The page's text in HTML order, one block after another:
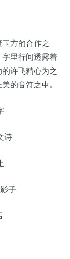
玉方的合作之
里行间透露着
许飞精心为之
的音符之中。
诗
子